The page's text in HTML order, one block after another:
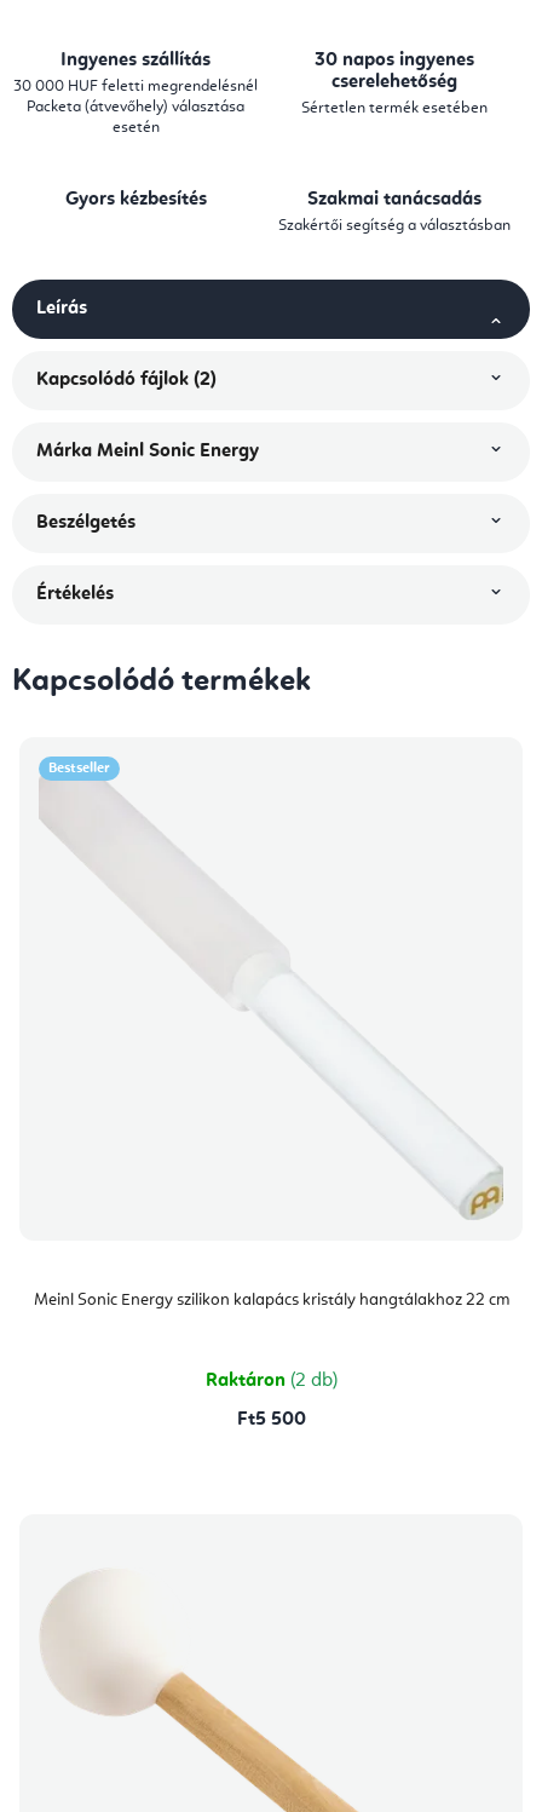
Ingyenes szállítás
30 000 HUF feletti megrendelésnél
Packeta (átvevőhely) választása
esetén
30 napos ingyenes
cserelehetőség
Sértetlen termék esetében
Gyors kézbesítés Szakmai tanácsadás
Szakértői segítség a választásban
Leírás
Kapcsolódó fájlok (2)
Márka Meinl Sonic Energy
Beszélgetés
Értékelés
Kapcsolódó termékek
Bestseller
Meinl Sonic Energy szilikon kalapács kristály hangtálakhoz 22 cm
Raktáron (2 db)
Ft5 500